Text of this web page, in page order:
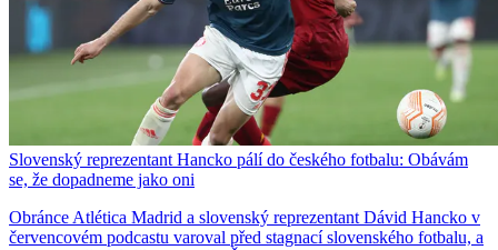
Slovenský reprezentant Hancko pálí do českého fotbalu: Obávám
se, že dopadneme jako oni
Obránce Atlética Madrid a slovenský reprezentant Dávid Hancko v
červencovém podcastu varoval před stagnací slovenského fotbalu, a